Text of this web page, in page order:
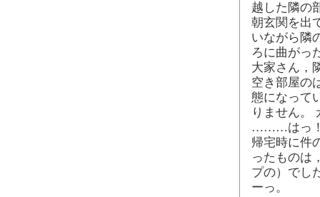
越した隣の
朝玄関を出
いながら隣
ろに曲がっ
大家さん，
空き部屋の
態になって
りません。
………はっ！
帰宅時に件
ったものは
プの）でし
ーっ。